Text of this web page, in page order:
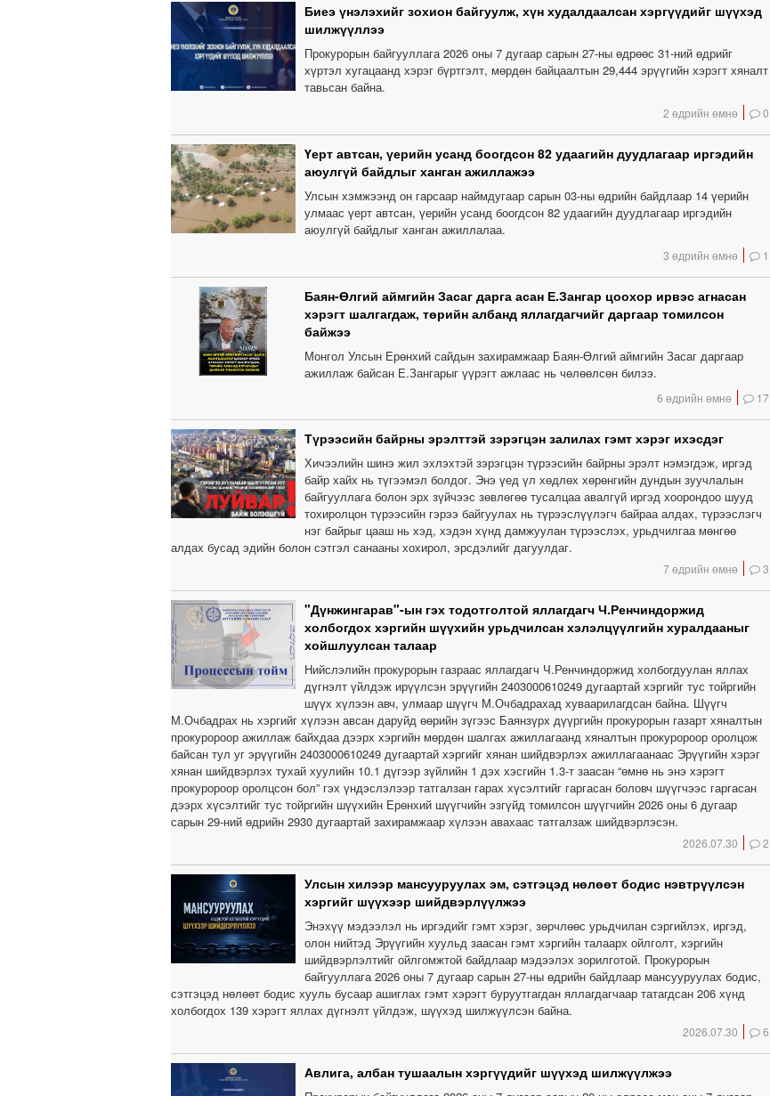
Биеэ үнэлэхийг зохион байгуулж, хүн худалдаалсан хэргүүдийг шүүхэд
шилжүүллээ
Прокурорын байгууллага 2026 оны 7 дугаар сарын 27-ны өдрөөс 31-ний өдрийг
хүртэл хугацаанд хэрэг бүртгэлт, мөрдөн байцаалтын 29,444 эрүүгийн хэрэгт хяналт
тавьсан байна.
2 өдрийн өмнө 0
Үерт автсан, үерийн усанд боогдсон 82 удаагийн дуудлагаар иргэдийн
аюулгүй байдлыг ханган ажиллажээ
Улсын хэмжээнд он гарсаар наймдугаар сарын 03-ны өдрийн байдлаар 14 үерийн
улмаас үерт автсан, үерийн усанд боогдсон 82 удаагийн дуудлагаар иргэдийн
аюулгүй байдлыг ханган ажиллалаа.
3 өдрийн өмнө 1
Баян-Өлгий аймгийн Засаг дарга асан Е.Зангар цоохор ирвэс агнасан
хэрэгт шалгагдаж, төрийн албанд яллагдагчийг даргаар томилсон
байжээ
Монгол Улсын Ерөнхий сайдын захирамжаар Баян-Өлгий аймгийн Засаг даргаар
ажиллаж байсан Е.Зангарыг үүрэгт ажлаас нь чөлөөлсөн билээ.
6 өдрийн өмнө 17
Түрээсийн байрны эрэлттэй зэрэгцэн залилах гэмт хэрэг ихэсдэг
Хичээлийн шинэ жил эхлэхтэй зэрэгцэн түрээсийн байрны эрэлт нэмэгдэж, иргэд
байр хайх нь түгээмэл болдог. Энэ үед үл хөдлөх хөрөнгийн дундын зуучлалын
байгууллага болон эрх зүйчээс зөвлөгөө тусалцаа авалгүй иргэд хоорондоо шууд
тохиролцон түрээсийн гэрээ байгуулах нь түрээслүүлэгч байраа алдах, түрээслэгч
нэг байрыг цааш нь хэд, хэдэн хүнд дамжуулан түрээслэх, урьдчилгаа мөнгөө
алдах бусад эдийн болон сэтгэл санааны хохирол, эрсдэлийг дагуулдаг.
7 өдрийн өмнө 3
"Дүнжингарав"-ын гэх тодотголтой яллагдагч Ч.Ренчиндоржид
холбогдох хэргийн шүүхийн урьдчилсан хэлэлцүүлгийн хуралдааныг
хойшлуулсан талаар
Нийслэлийн прокурорын газраас яллагдагч Ч.Ренчиндоржид холбогдуулан яллах
дүгнэлт үйлдэж ирүүлсэн эрүүгийн 2403000610249 дугаартай хэргийг тус тойргийн
шүүх хүлээн авч, улмаар шүүгч М.Очбадрахад хуваарилагдсан байна. Шүүгч
М.Очбадрах нь хэргийг хүлээн авсан даруйд өөрийн зүгээс Баянзүрх дүүргийн прокурорын газарт хяналтын
прокуророор ажиллаж байхдаа дээрх хэргийн мөрдөн шалгах ажиллагаанд хяналтын прокуророор оролцож
байсан тул уг эрүүгийн 2403000610249 дугаартай хэргийг хянан шийдвэрлэх ажиллагаанаас Эрүүгийн хэрэг
хянан шийдвэрлэх тухай хуулийн 10.1 дүгээр зүйлийн 1 дэх хэсгийн 1.3-т заасан “өмнө нь энэ хэрэгт
прокуророор оролцсон бол” гэх үндэслэлээр татгалзан гарах хүсэлтийг гаргасан боловч шүүгчээс гаргасан
дээрх хүсэлтийг тус тойргийн шүүхийн Ерөнхий шүүгчийн эзгүйд томилсон шүүгчийн 2026 оны 6 дугаар
сарын 29-ний өдрийн 2930 дугаартай захирамжаар хүлээн авахаас татгалзаж шийдвэрлэсэн.
2026.07.30 2
Улсын хилээр мансууруулах эм, сэтгэцэд нөлөөт бодис нэвтрүүлсэн
хэргийг шүүхээр шийдвэрлүүлжээ
Энэхүү мэдээлэл нь иргэдийг гэмт хэрэг, зөрчлөөс урьдчилан сэргийлэх, иргэд,
олон нийтэд Эрүүгийн хуульд заасан гэмт хэргийн талаарх ойлголт, хэргийн
шийдвэрлэлтийг ойлгомжтой байдлаар мэдээлэх зорилготой. Прокурорын
байгууллага 2026 оны 7 дугаар сарын 27-ны өдрийн байдлаар мансууруулах бодис,
сэтгэцэд нөлөөт бодис хууль бусаар ашиглах гэмт хэрэгт буруутгагдан яллагдагчаар татагдсан 206 хүнд
холбогдох 139 хэрэгт яллах дүгнэлт үйлдэж, шүүхэд шилжүүлсэн байна.
2026.07.30 6
Авлига, албан тушаалын хэргүүдийг шүүхэд шилжүүлжээ